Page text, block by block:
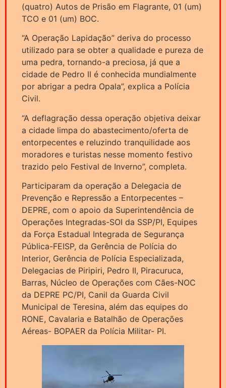
(quatro) Autos de Prisão em Flagrante, 01 (um)
TCO e 01 (um) BOC.
“A Operação Lapidação” deriva do processo
utilizado para se obter a qualidade e pureza de
uma pedra, tornando-a preciosa, já que a
cidade de Pedro II é conhecida mundialmente
por abrigar a pedra Opala”, explica a Polícia
Civil.
“A deflagração dessa operação objetiva deixar
a cidade limpa do abastecimento/oferta de
entorpecentes e reluzindo tranquilidade aos
moradores e turistas nesse momento festivo
trazido pelo Festival de Inverno”, completa.
Participaram da operação a Delegacia de
Prevenção e Repressão a Entorpecentes –
DEPRE, com o apoio da Superintendência de
Operações Integradas-SOI da SSP/PI, Equipes
da Força Estadual Integrada de Segurança
Pública-FEISP, da Gerência de Polícia do
Interior, Gerência de Polícia Especializada,
Delegacias de Piripiri, Pedro II, Piracuruca,
Barras, Núcleo de Operações com Cães-NOC
da DEPRE PC/PI, Canil da Guarda Civil
Municipal de Teresina, além das equipes do
RONE, Cavalaria e Batalhão de Operações
Aéreas- BOPAER da Polícia Militar- PI.